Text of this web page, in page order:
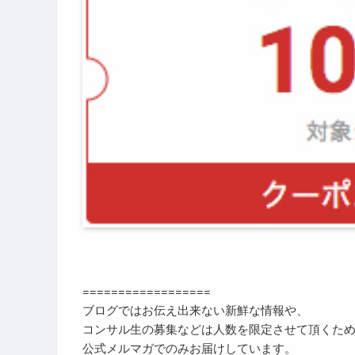
==================
ブログではお伝え出来ない新鮮な情報や、
コンサル生の募集などは人数を限定させて頂くため
公式メルマガでのみお届けしています。